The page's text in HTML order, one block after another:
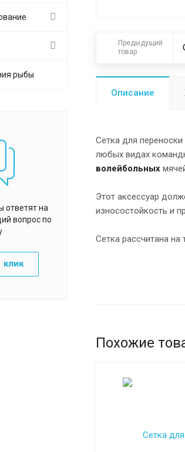
Предыдущий
товар
Описание
Сетка для
любых видах
волейбольных
Этот аксессуар
износостойкость и
Сетка рассчитана на
Похожие
рыбы
ответят на
вопрос по
клик